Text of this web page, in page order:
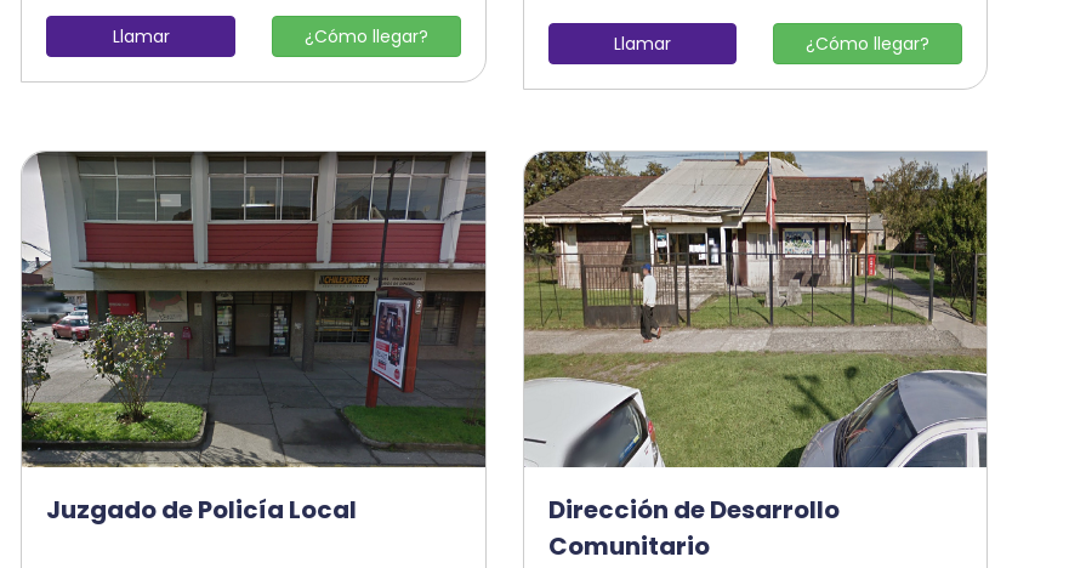
Llamar ¿Cómo llegar? Llamar ¿Cómo llegar?
Juzgado de Policía Local
Dirección de Desarrollo
Comunitario